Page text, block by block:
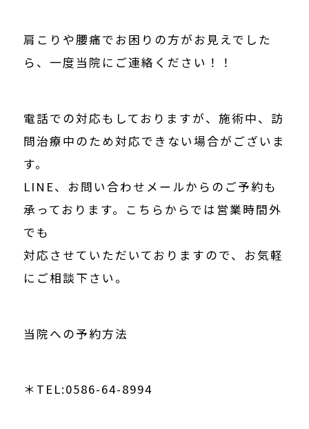
肩こりや腰痛でお困りの方がお見えでした
ら、一度当院にご連絡ください！！
電話での対応もしておりますが、施術中、訪
問治療中のため対応できない場合がございま
す。
LINE、お問い合わせメールからのご予約も
承っております。こちらからでは営業時間外
でも
対応させていただいておりますので、お気軽
にご相談下さい。
当院への予約方法
＊TEL:0586-64-8994